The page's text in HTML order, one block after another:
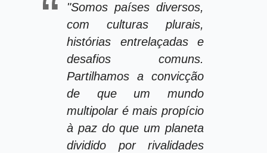
"Somos países diversos,
com culturas plurais,
histórias entrelaçadas e
desafios comuns.
Partilhamos a convicção
de que um mundo
multipolar é mais propício
à paz do que um planeta
dividido por rivalidades